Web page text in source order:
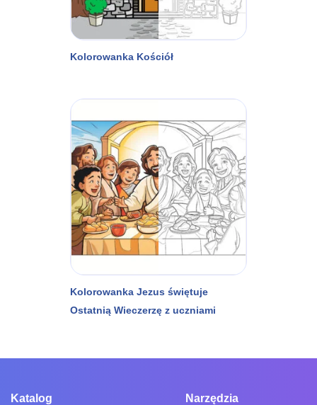
Kolorowanka Kościół
Kolorowanka Jezus świętuje
Ostatnią Wieczerzę z uczniami
Katalog Narzędzia